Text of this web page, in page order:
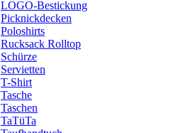
LOGO-Bestickung
Picknickdecken
Poloshirts
Rucksack Rolltop
Schürze
Servietten
T-Shirt
Tasche
Taschen
TaTüTa